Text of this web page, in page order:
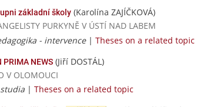
základní školy (Karolína ZAJÍČKOVÁ)
PURKYNĚ V ÚSTÍ NAD LABEM
- intervence| Theses on a related topic
PRIMA NEWS (Jiří DOSTÁL)
V OLOMOUCI
| Theses on a related topic